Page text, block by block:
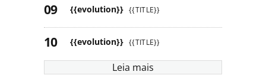
{{evolution}} {{TITLE}}
{{evolution}} {{TITLE}}
Leia mais